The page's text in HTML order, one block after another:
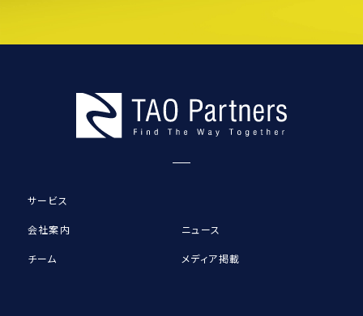
サービス
会社案内
チーム
ニュース
メディア掲載